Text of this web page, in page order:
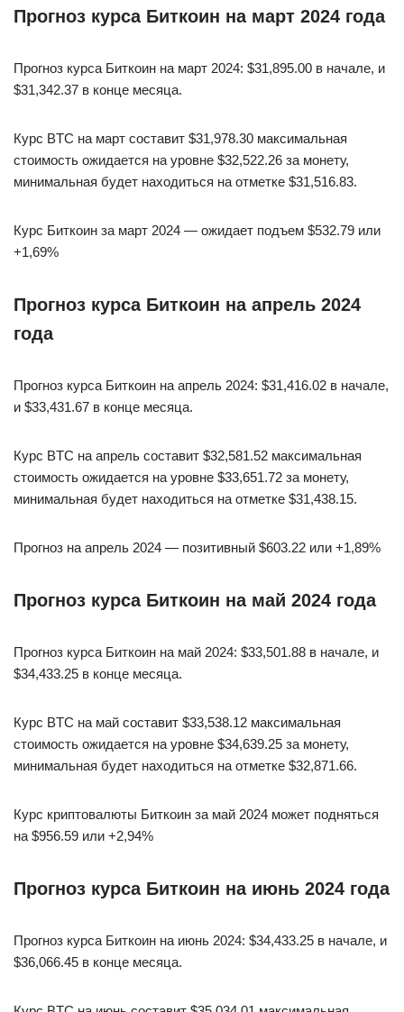
Прогноз курса Биткоин на март 2024 года
Прогноз курса Биткоин на март 2024: $31,895.00 в начале, и
$31,342.37 в конце месяца.
Курс BTC на март составит $31,978.30 максимальная
стоимость ожидается на уровне $32,522.26 за монету,
минимальная будет находиться на отметке $31,516.83.
Курс Биткоин за март 2024 — ожидает подъем $532.79 или
+1,69%
Прогноз курса Биткоин на апрель 2024
года
Прогноз курса Биткоин на апрель 2024: $31,416.02 в начале,
и $33,431.67 в конце месяца.
Курс BTC на апрель составит $32,581.52 максимальная
стоимость ожидается на уровне $33,651.72 за монету,
минимальная будет находиться на отметке $31,438.15.
Прогноз на апрель 2024 — позитивный $603.22 или +1,89%
Прогноз курса Биткоин на май 2024 года
Прогноз курса Биткоин на май 2024: $33,501.88 в начале, и
$34,433.25 в конце месяца.
Курс BTC на май составит $33,538.12 максимальная
стоимость ожидается на уровне $34,639.25 за монету,
минимальная будет находиться на отметке $32,871.66.
Курс криптовалюты Биткоин за май 2024 может подняться
на $956.59 или +2,94%
Прогноз курса Биткоин на июнь 2024 года
Прогноз курса Биткоин на июнь 2024: $34,433.25 в начале, и
$36,066.45 в конце месяца.